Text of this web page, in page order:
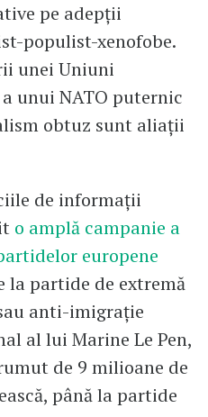
pe adepţii
populist-xenofobe.
unei Uniuni
unui NATO puternic
obtuz sunt aliaţii
de informaţii
o amplă campanie a
europene
la partide de extremă
anti-imigraţie
al lui Marine Le Pen,
de 9 milioane de
până la partide